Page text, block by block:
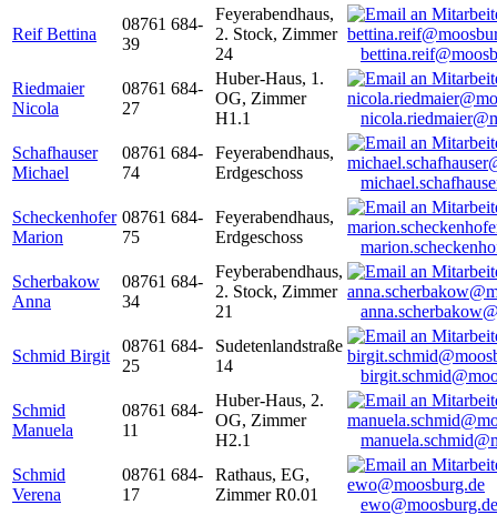
Reif Bettina
08761 684-
39
Feyerabendhaus,
2. Stock, Zimmer
24
Riedmaier
Nicola
08761 684-
27
Huber-Haus, 1.
OG, Zimmer
H1.1
Schafhauser
Michael
08761 684-
74
Feyerabendhaus,
Erdgeschoss
Scheckenhofer
Marion
08761 684-
75
Feyerabendhaus,
Erdgeschoss
Scherbakow
Anna
08761 684-
34
Feyberabendhaus,
2. Stock, Zimmer
21
Schmid Birgit
08761 684-
25
Sudetenlandstraße
14
Schmid
Manuela
08761 684-
11
Huber-Haus, 2.
OG, Zimmer
H2.1
Schmid
Verena
08761 684-
17
Rathaus, EG,
Zimmer R0.01
ewo@moosburg.de